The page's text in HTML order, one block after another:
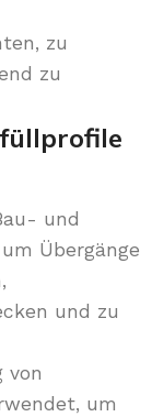
zu
zu
und
Übergänge
und zu
von
um